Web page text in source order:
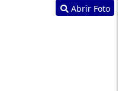
Abrir Foto